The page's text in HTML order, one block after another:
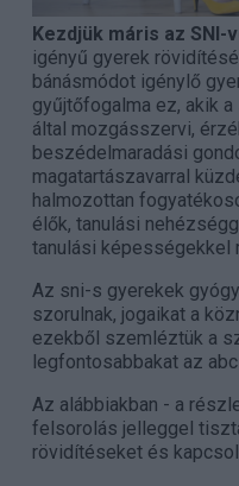
Kezdjük máris az SNI-
igényű gyerek
bánásmódot igénylő
gyűjtőfogalma ez, akik
által mozgásszervi,
beszédelmaradási
magatartászavarral
halmozottan
élők, tanulási
tanulási képességekkel
Az sni-s gyerekek
szorulnak, jogaikat a
ezekből szemléztük a
legfontosabbakat az
Az alábbiakban - a
felsorolás jelleggel
rövidítéseket és